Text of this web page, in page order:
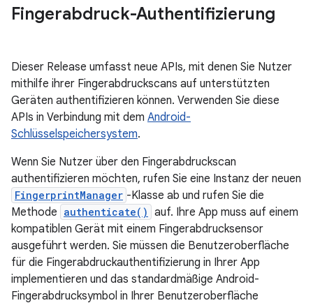
Fingerabdruck-Authentifizierung
Dieser Release umfasst neue APIs, mit denen Sie Nutzer
mithilfe ihrer Fingerabdruckscans auf unterstützten
Geräten authentifizieren können. Verwenden Sie diese
APIs in Verbindung mit dem Android-
Schlüsselspeichersystem.
Wenn Sie Nutzer über den Fingerabdruckscan
authentifizieren möchten, rufen Sie eine Instanz der neuen
FingerprintManager -Klasse ab und rufen Sie die
Methode authenticate() auf. Ihre App muss auf einem
kompatiblen Gerät mit einem Fingerabdrucksensor
ausgeführt werden. Sie müssen die Benutzeroberfläche
für die Fingerabdruckauthentifizierung in Ihrer App
implementieren und das standardmäßige Android-
Fingerabdrucksymbol in Ihrer Benutzeroberfläche